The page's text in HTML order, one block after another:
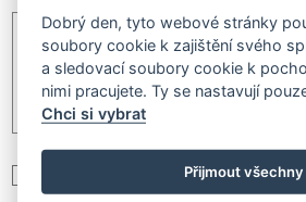
Souhlasím se zpracovánímosobních
Dobrý den, tyto webové stránky
soubory cookie k zajištění svého
a sledovací soubory cookie k
nimi pracujete. Ty se nastavují
Chci si vybrat
Přijmout všechny